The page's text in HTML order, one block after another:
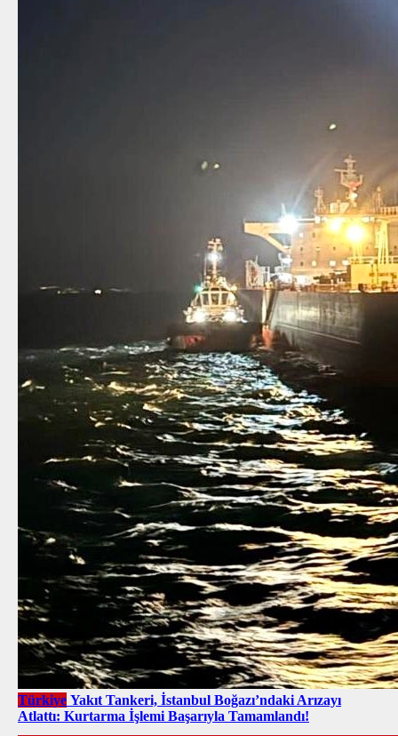
Türkiye Yakıt Tankeri, İstanbul Boğazı’ndaki Arızayı
Atlattı: Kurtarma İşlemi Başarıyla Tamamlandı!